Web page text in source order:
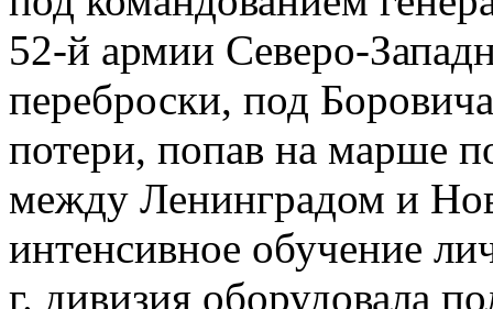
52-й армии Северо-
переброски, под
потери, попав на марше
между Ленинградом и
интенсивное обучение
г. дивизия оборудовала